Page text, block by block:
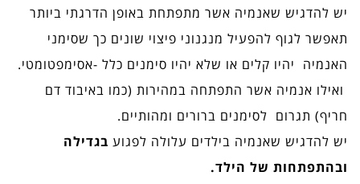
יש להדגיש שאנמיה אשר מתפתחת באופן הדרגתי ביותר
תאפשר לגוף להפעיל מנגנוני פיצוי שונים כך שסימני
האנמיה יהיו קלים או שלא יהיו סימנים כלל -אסימפטומטי.
ואילו אנמיה אשר התפתחה במהירות (כמו באיבוד דם
חריף) תגרום לסימנים ברורים ומהותיים.
יש להדגיש שאנמיה בילדים עלולה לפגוע בגדילה
ובהתפתחות של הילד.